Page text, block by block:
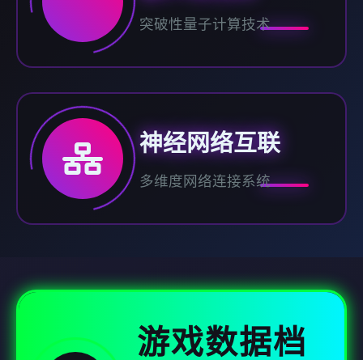
突破性量子计算技术
神经网络互联
多维度网络连接系统
游戏数据档